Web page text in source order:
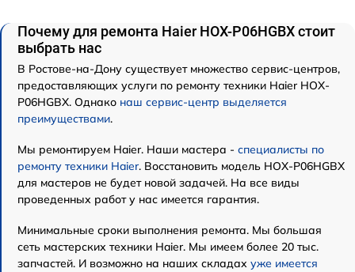
Почему для ремонта Haier HOX-P06HGBX стоит
выбрать нас
В Ростове-на-Дону существует множество сервис-центров,
предоставляющих услуги по ремонту техники Haier HOX-
P06HGBX. Однако наш сервис-центр выделяется
преимуществами.
Мы ремонтируем Haier. Наши мастера - специалисты по
ремонту техники Haier. Восстановить модель HOX-P06HGBX
для мастеров не будет новой задачей. На все виды
проведенных работ у нас имеется гарантия.
Минимальные сроки выполнения ремонта. Мы большая
сеть мастерских техники Haier. Мы имеем более 20 тыс.
запчастей. И возможно на наших складах уже имеется